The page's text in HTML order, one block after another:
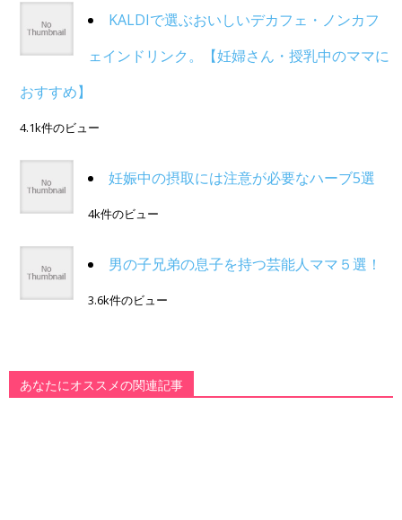
KALDIで選ぶおいしいデカフェ・ノンカフ
ェインドリンク。【妊婦さん・授乳中のママに
おすすめ】
4.1k件のビュー
妊娠中の摂取には注意が必要なハーブ5選
4k件のビュー
男の子兄弟の息子を持つ芸能人ママ５選！
3.6k件のビュー
あなたにオススメの関連記事